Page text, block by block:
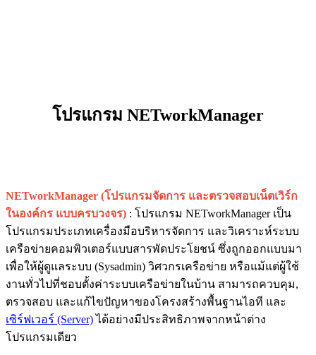
โปรแกรม NETworkManager
NETworkManager (โปรแกรมจัดการ และตรวจสอบเน็ตเวิร์ก
ในองค์กร แบบครบวงจร) : โปรแกรม NETworkManager เป็น
โปรแกรมประเภทเครื่องมือบริหารจัดการ และวิเคราะห์ระบบ
เครือข่ายคอมพิวเตอร์แบบสารพัดประโยชน์ ซึ่งถูกออกแบบมา
เพื่อให้ผู้ดูแลระบบ (Sysadmin) วิศวกรเครือข่าย หรือแม้แต่ผู้ใช้
งานทั่วไปที่ชอบตั้งค่าระบบเครือข่ายในบ้าน สามารถควบคุม,
ตรวจสอบ และแก้ไขปัญหาของโครงสร้างพื้นฐานไอที และ
เซิร์ฟเวอร์ (Server)ได้อย่างมีประสิทธิภาพจากหน้าต่าง
โปรแกรมเดียว